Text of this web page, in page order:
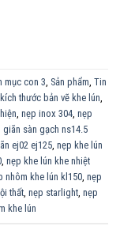
mục con 3, Sản phẩm, Tin
kích thước bản vẽ khe lún,
, nẹp inox 304, nẹp
giãn sàn gạch ns14.5
ej02 ej125, nẹp khe lún
, nẹp khe lún khe nhiệt
nhôm khe lún kl150, nẹp
thất, nẹp starlight, nẹp
khe lún